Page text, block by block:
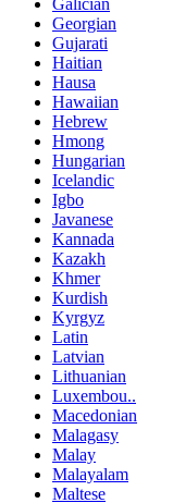
Galician
Georgian
Gujarati
Haitian
Hausa
Hawaiian
Hebrew
Hmong
Hungarian
Icelandic
Igbo
Javanese
Kannada
Kazakh
Khmer
Kurdish
Kyrgyz
Latin
Latvian
Lithuanian
Luxembou..
Macedonian
Malagasy
Malay
Malayalam
Maltese